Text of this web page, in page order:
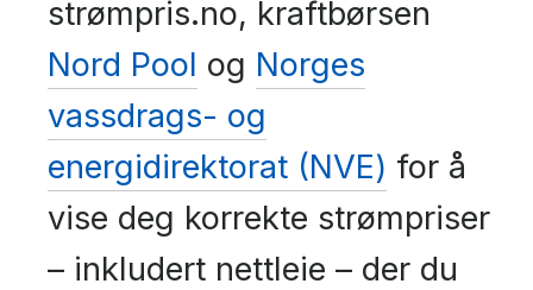
strømpris.no, kraftbørsen
Nord Pool og Norges
vassdrags- og
energidirektorat (NVE) for å
vise deg korrekte strømpriser
– inkludert nettleie – der du